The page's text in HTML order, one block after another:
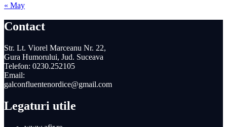
« May
Contact
Str. Lt. Viorel Marceanu Nr. 22,
Gura Humorului, Jud. Suceava
Telefon: 0230.252105
Email:
galconfluentenordice@gmail.com
Legaturi utile